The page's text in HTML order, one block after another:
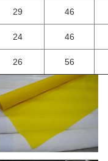
29 46
24 46
26 56